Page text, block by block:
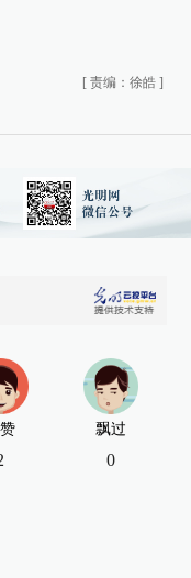
[ 责编：徐皓 ]
飘过
0